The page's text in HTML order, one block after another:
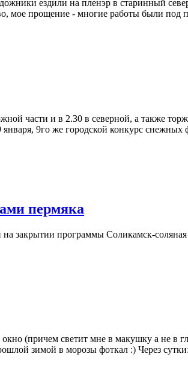
ездили на пленэр в старинный
мое прощение - многие работы были под
части и в 2.30 в северной, а также
9го же городской конкурс
пермяка
закрытии программы Соликамск-соляная
(причем светит мне в макушку а не в
зимой в морозы фоткал :) Через сутки: